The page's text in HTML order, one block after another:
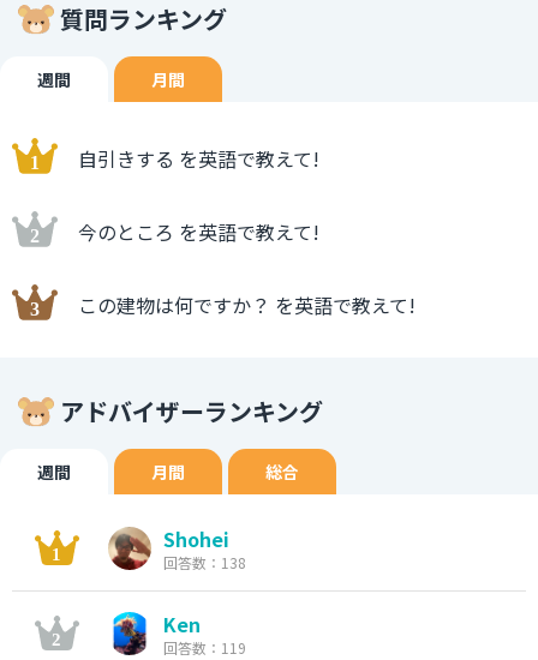
質問ランキング
週間 月間
自引きする を英語で教えて!
今のところ を英語で教えて!
この建物は何ですか？ を英語で教えて!
アドバイザーランキング
週間 月間 総合
Shohei
回答数：138
Ken
回答数：119